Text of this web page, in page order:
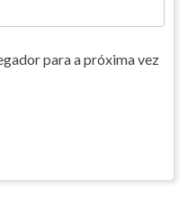
para a próxima vez